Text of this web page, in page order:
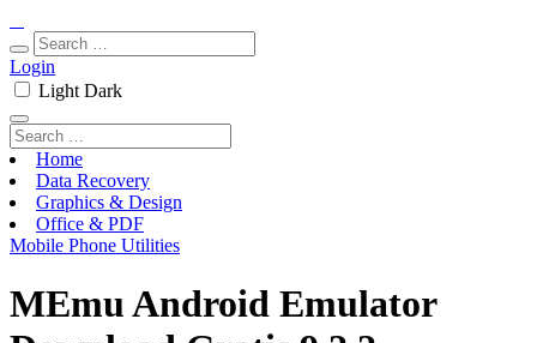
Login
Light Dark
Home
Data Recovery
Graphics & Design
Office & PDF
Mobile Phone Utilities
MEmu Android Emulator